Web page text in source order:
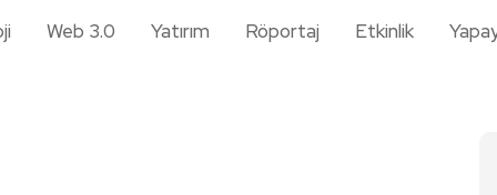
Web 3.0 Yatırım Röportaj Etkinlik